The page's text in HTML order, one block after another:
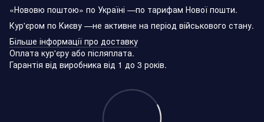
«Нововю поштою» по Україні —по тарифам Нової пошти.
Кур'єром по Києву —не активне на період військового стану.
Більше інформації про доставку
Оплата кур'єру або післяплата.
Гарантія від виробника від 1 до 3 років.